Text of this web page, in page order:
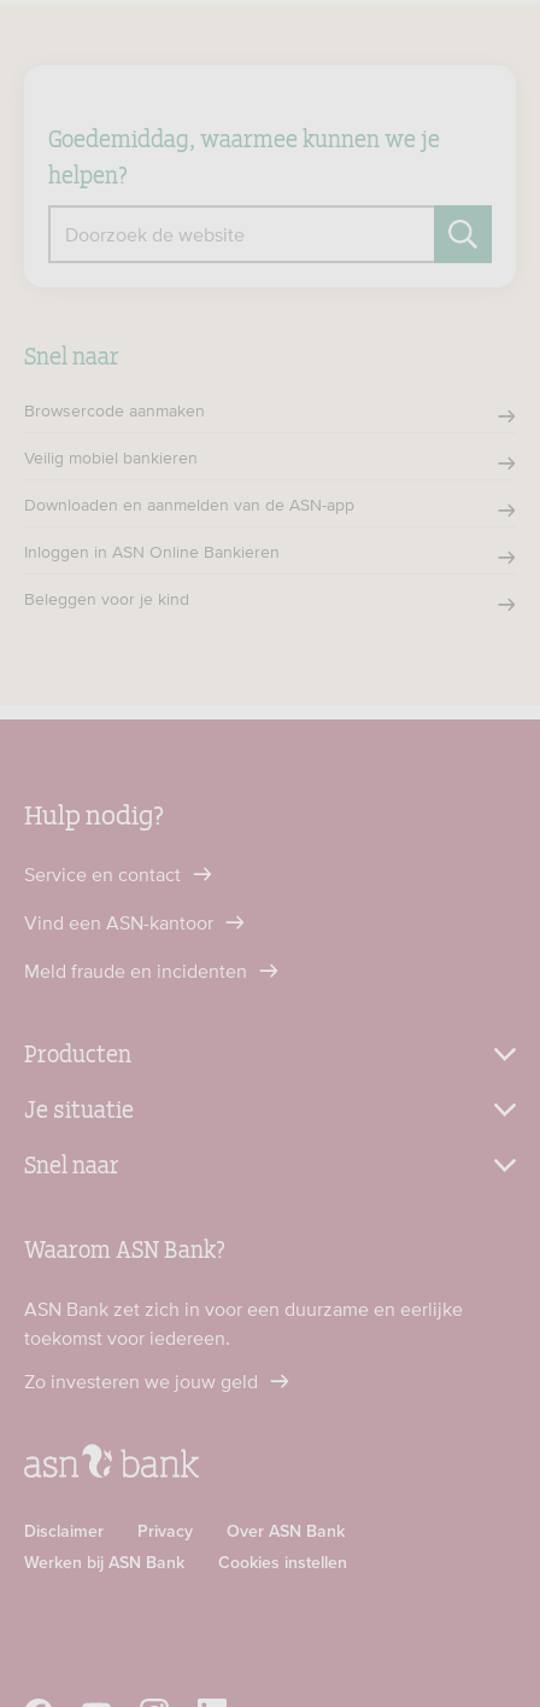
Goedemiddag, waarmee kunnen we je
helpen?
Doorzoek de website
Snel naar
Browsercode aanmaken
Veilig mobiel bankieren
Downloaden en aanmelden van de ASN-app
Inloggen in ASN Online Bankieren
Beleggen voor je kind
Hulp nodig?
Service en contact
Vind een ASN-kantoor
Meld fraude en incidenten
Producten
Je situatie
Snel naar
Waarom ASN Bank?
ASN Bank zet zich in voor een duurzame en eerlijke
toekomst voor iedereen.
Zo investeren we jouw geld
Disclaimer Privacy
Over ASN Bank
Werken bij ASN Bank
Cookies instellen